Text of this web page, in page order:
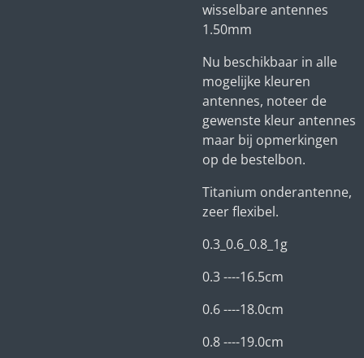
wisselbare antennes
1.50mm
Nu beschikbaar in alle
mogelijke kleuren
antennes, noteer de
gewenste kleur antennes
maar bij opmerkingen
op de bestelbon.
Titanium onderantenne,
zeer flexibel.
0.3_0.6_0.8_1g
0.3 ----16.5cm
0.6 ----18.0cm
0.8 ----19.0cm